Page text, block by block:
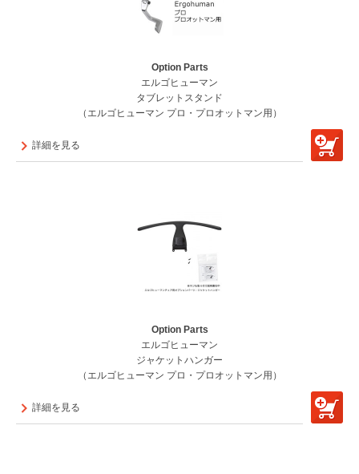
Option Parts
エルゴヒューマン
タブレットスタンド
（エルゴヒューマン プロ・プロオットマン用）
詳細を見る
Option Parts
エルゴヒューマン
ジャケットハンガー
（エルゴヒューマン プロ・プロオットマン用）
詳細を見る